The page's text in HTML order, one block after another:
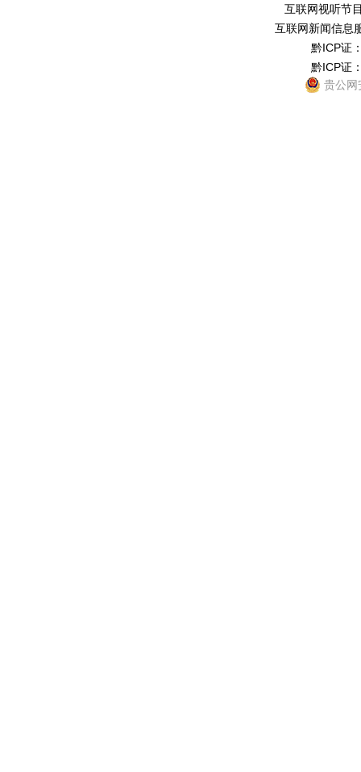
互联网视听节
互联网新闻信息
黔ICP证
黔ICP证
贵公